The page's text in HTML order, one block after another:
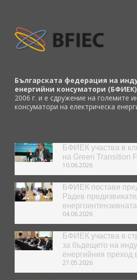
Българската федерация на
енергийни консуматори (БФИЕК)
2006 г. и е сдружение на големите
консуматори на електрическа
БФИЕК участва в
на Green Transition
10.06.2026
БФИЕК постави
Радев
04.06.2026
БФИЕК участва в
за бъдещето на
енергийния преход
27.05.2026